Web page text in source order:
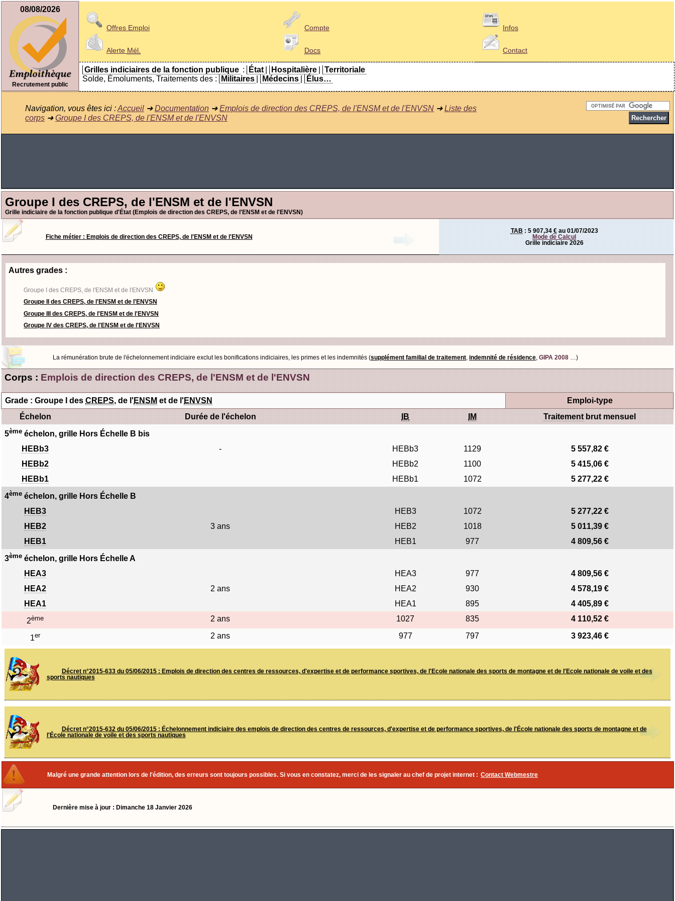
08/08/2026
Recrutement public
Offres Emploi
Alerte Mél.
Compte
Docs
Infos
Contact
Grilles indiciaires de la fonction publique : État Hospitalière
Territoriale
Solde, Émoluments, Traitements des :
Militaires Médecins Élus…
Navigation, vous êtes ici :Accueil ➜Documentation ➜Emplois de direction des CREPS, de l'ENSM et de l'ENVSN ➜Liste des
corps ➜Groupe I des CREPS, de l'ENSM et de l'ENVSN
Groupe I des CREPS, de l'ENSM et de l'ENVSN
Grille indiciaire de la fonction publique d'État (Emplois de direction des CREPS, de l'ENSM et de l'ENVSN)
Fiche métier : Emplois de direction des CREPS, de l'ENSM et de l'ENVSN
TAB : 5 907,34 €au 01/07/2023
Mode de Calcul
Grille indiciaire 2026
Autres grades :
Groupe I des CREPS, de l'ENSM et de l'ENVSN
Groupe II des CREPS, de l'ENSM et de l'ENVSN
Groupe III des CREPS, de l'ENSM et de l'ENVSN
Groupe IV des CREPS, de l'ENSM et de l'ENVSN
La rémunération brute de l'échelonnement indiciaire exclut les bonifications indiciaires, les primes et les indemnités (supplément familial de traitement indemnité de résidence GIPA 2008 …)
Corps : Emplois de direction des CREPS, de l'ENSM et de l'ENVSN
Grade : Groupe I des CREPS, de l' ENSM et de l' ENVSN
Emploi-type
Échelon
Durée de l'échelon IB IM Traitement brut mensuel
5ème échelon, grille Hors Échelle B bis
HEBb3
- HEBb3 1129
5 557,82 €
HEBb2
HEBb2 1100
5 415,06 €
HEBb1
HEBb1 1072 5 277,22 €
4ème échelon, grille Hors Échelle B
HEB3
HEB3 1072
5 277,22 €
HEB2
3 ans HEB2 1018
5 011,39 €
HEB1
HEB1 977 4 809,56 €
3ème échelon, grille Hors Échelle A
HEA3
HEA3 977
4 809,56 €
HEA2
2 ans HEA2 930
4 578,19 €
HEA1
HEA1 895 4 405,89 €
2ème 2 ans 1027 835 4 110,52 €
1er 2 ans 977 797 3 923,46 €
Décret n°2015-633 du 05/06/2015 : Emplois de direction des centres de ressources, d'expertise et de performance sportives, de l'Ecole nationale des sports de montagne et de l'Ecole nationale de voile et des
sports nautiques
Décret n°2015-632 du 05/06/2015 : Échelonnement indiciaire des emplois de direction des centres de ressources, d'expertise et de performance sportives, de l'École nationale des sports de montagne et de
l'École nationale de voile et des sports nautiques
Malgré une grande attention lors de l'édition, des erreurs sont toujours possibles. Si vous en constatez, merci de les signaler au chef de projet internet : Contact Webmestre
Dernière mise à jour : Dimanche 18 Janvier 2026